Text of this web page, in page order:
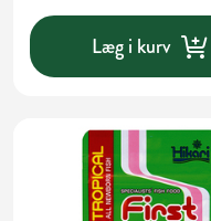
Læg i kurv